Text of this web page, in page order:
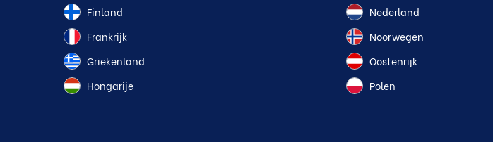
Finland
Frankrijk
Griekenland
Hongarije
Nederland
Noorwegen
Oostenrijk
Polen